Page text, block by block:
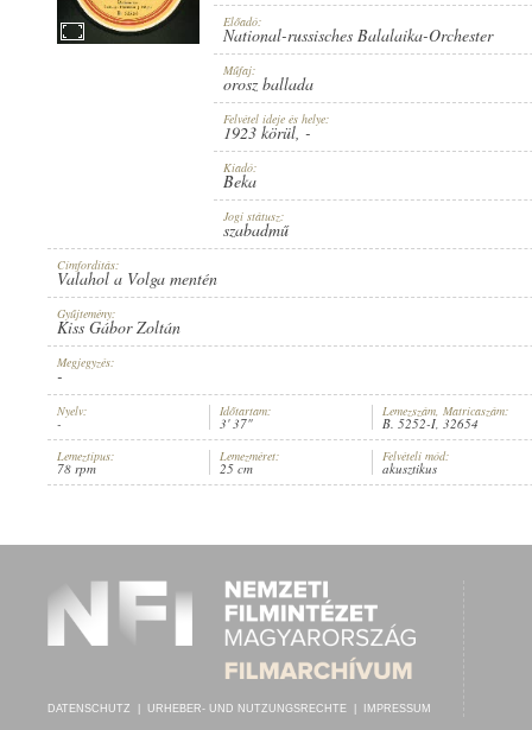
ALEXANDER GLAZUNOV
OROSZ BALLADA
ERSCHEINUNGSJAHR: 1923 KÖRÜL
Előadó:
National-russisches Balalaika-Orchester
Műfaj:
orosz ballada
Felvétel ideje és helye:
1923 körül, -
Kiadó:
Beka
Jogi státusz:
szabadmű
Címfordítás:
Valahol a Volga mentén
Gyűjtemény:
Kiss Gábor Zoltán
Megjegyzés:
-
Nyelv:
-
Időtartam:
3' 37"
Lemezszám, Matricaszám:
B. 5252-I, 32654
Lemeztípus:
78 rpm
Lemezméret:
25 cm
Felvételi mód:
akusztikus
DATENSCHUTZ URHEBER- UND NUTZUNGSRECHTE IMPRESSUM